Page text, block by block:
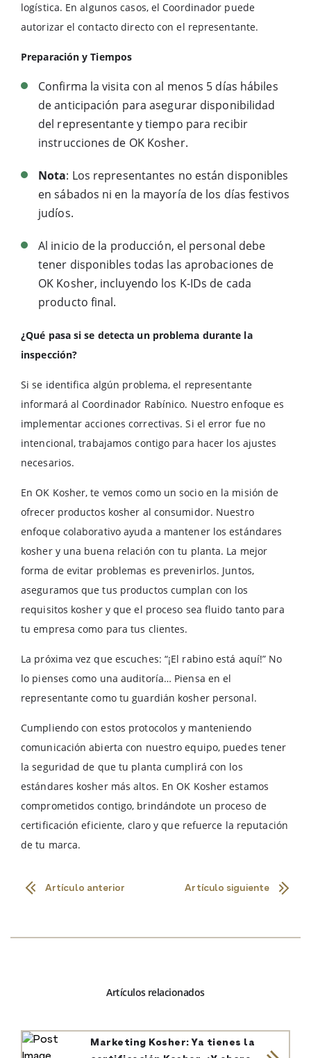
logística. En algunos casos, el Coordinador puede
autorizar el contacto directo con el representante.
Preparación y Tiempos
Confirma la visita con al menos 5 días hábiles
de anticipación para asegurar disponibilidad
del representante y tiempo para recibir
instrucciones de OK Kosher.
Nota: Los representantes no están disponibles
en sábados ni en la mayoría de los días festivos
judíos.
Al inicio de la producción, el personal debe
tener disponibles todas las aprobaciones de
OK Kosher, incluyendo los K-IDs de cada
producto final.
¿Qué pasa si se detecta un problema durante la
inspección?
Si se identifica algún problema, el representante
informará al Coordinador Rabínico. Nuestro enfoque es
implementar acciones correctivas. Si el error fue no
intencional, trabajamos contigo para hacer los ajustes
necesarios.
En OK Kosher, te vemos como un socio en la misión de
ofrecer productos kosher al consumidor. Nuestro
enfoque colaborativo ayuda a mantener los estándares
kosher y una buena relación con tu planta. La mejor
forma de evitar problemas es prevenirlos. Juntos,
aseguramos que tus productos cumplan con los
requisitos kosher y que el proceso sea fluido tanto para
tu empresa como para tus clientes.
La próxima vez que escuches: “¡El rabino está aquí!” No
lo pienses como una auditoría… Piensa en el
representante como tu guardián kosher personal.
Cumpliendo con estos protocolos y manteniendo
comunicación abierta con nuestro equipo, puedes tener
la seguridad de que tu planta cumplirá con los
estándares kosher más altos. En OK Kosher estamos
comprometidos contigo, brindándote un proceso de
certificación eficiente, claro y que refuerce la reputación
de tu marca.
Artículo anterior Artículo siguiente
Artículos relacionados
Marketing Kosher: Ya tienes la